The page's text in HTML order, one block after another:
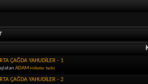
ÇAĞDA YAHUDİLER - 1
ADAM Milletler Tarihi
ÇAĞDA YAHUDİLER - 2